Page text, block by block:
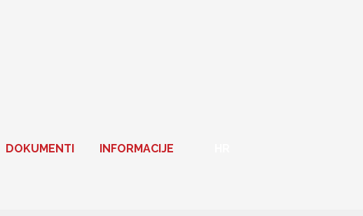
DOKUMENTI INFORMACIJE